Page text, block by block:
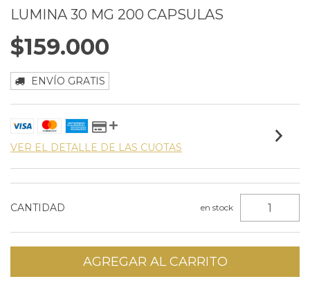
LUMINA 30 MG 200 CAPSULAS
$159.000
ENVÍO GRATIS
VER EL DETALLE DE LAS CUOTAS
CANTIDAD en stock